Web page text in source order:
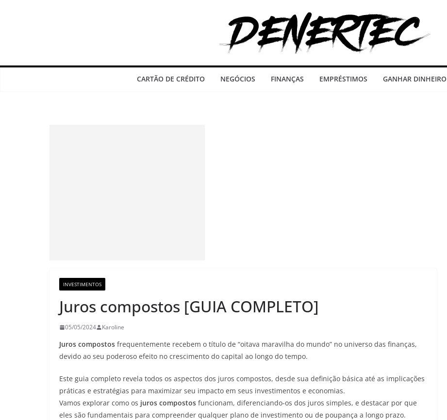
CARTÃO DE CRÉDITO NEGÓCIOS FINANÇAS EMPRÉSTIMOS GANHAR DINHEIRO
INVESTIMENTOS
Juros compostos [GUIA COMPLETO]
05/05/2024 Karoline
Juros compostos frequentemente recebem o título de “oitava maravilha do mundo” no universo das finanças,
devido ao seu poderoso efeito no crescimento do capital ao longo do tempo.
Este guia completo revela todos os aspectos dos juros compostos, desde sua definição básica até as implicações
práticas e estratégias para maximizar seu impacto em seus investimentos e economias.
Vamos explorar como os juros compostos funcionam, diferenciando-os dos juros simples, e destacar por que
eles são fundamentais para compreender qualquer plano de investimento ou de poupança a longo prazo.